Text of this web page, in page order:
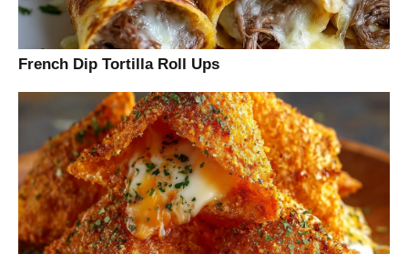
French Dip Tortilla Roll Ups